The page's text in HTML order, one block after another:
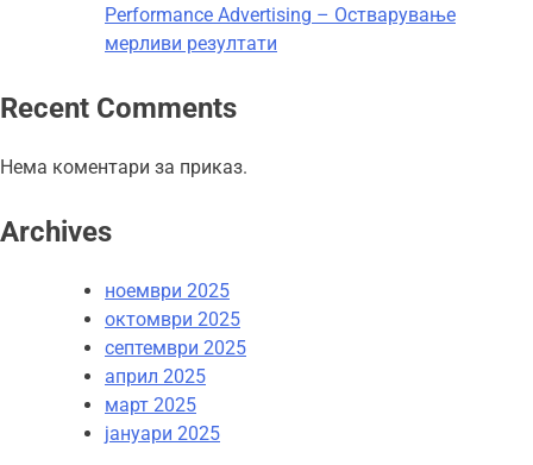
Performance Advertising – Остварување
мерливи резултати
Recent Comments
Нема коментари за приказ.
Archives
ноември 2025
октомври 2025
септември 2025
април 2025
март 2025
јануари 2025